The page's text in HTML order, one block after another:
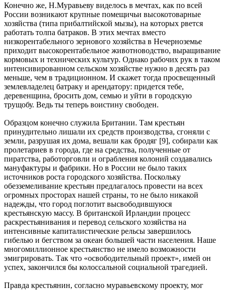
Конечно же, Н.Муравьеву виделось в мечтах, как по всей
России возникают крупные помещичьи высокотоварные
хозяйства (типа прибалтийской мызы), на которых рвется
работать толпа батраков. В этих мечтах вместо
низкорентабельного зернового хозяйства в Нечерноземье
приходит высокорентабельное животноводство, выращивание
кормовых и технических культур. Однако рабочих рук в таком
интенсивированном сельском хозяйстве нужно в десять раз
меньше, чем в традиционном. И скажет тогда просвещенный
землевладелец батраку и арендатору: придется тебе,
деревенщина, бросить дом, семью и уйти в городскую
трущобу. Ведь ты теперь воистину свободен.
Образцом конечно служила Британии. Там крестьян
принудительно лишали их средств производства, сгоняли с
земли, разрушая их дома, вешали как бродяг [9], собирали как
пролетариев в города, где на средства, полученные от
пиратства, работорговли и ограбления колоний создавались
мануфактуры и фабрики. Но в России не было таких
источников роста городского хозяйства. Поскольку
обезземеливание крестьян предлагалось провести на всех
огромных просторах нашей страны, то не было никакой
надежды, что город поглотит высвободившуюся
крестьянскую массу. В британской Ирландии процесс
раскрестьянивания и перевод сельского хозяйства на
интенсивные капиталистические рельсы завершилось
гибелью и бегством за океан большей части населения. Наше
многомиллионное крестьянство не имело возможности
эмигрировать. Так что «освободительный проект», имей он
успех, закончился бы колоссальной социальной трагедией.
Правда крестьянин, согласно муравьевскому проекту, мог